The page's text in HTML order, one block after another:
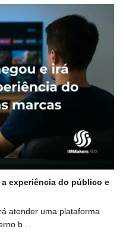
experiência do público e
atender uma plataforma
b…